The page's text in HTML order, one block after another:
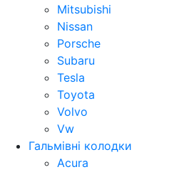
Mitsubishi
Nissan
Porsche
Subaru
Tesla
Toyota
Volvo
Vw
Гальмівні колодки
Acura